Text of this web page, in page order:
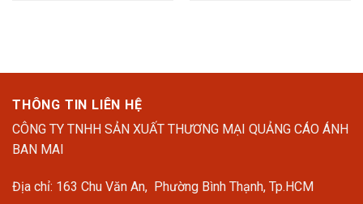
THÔNG TIN LIÊN HỆ
CÔNG TY TNHH SẢN XUẤT THƯƠNG MẠI QUẢNG CÁO ÁNH
BAN MAI
Địa chỉ: 163 Chu Văn An, Phường Bình Thạnh, Tp.HCM